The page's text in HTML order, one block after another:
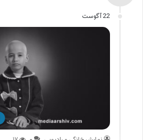
22 آگوست